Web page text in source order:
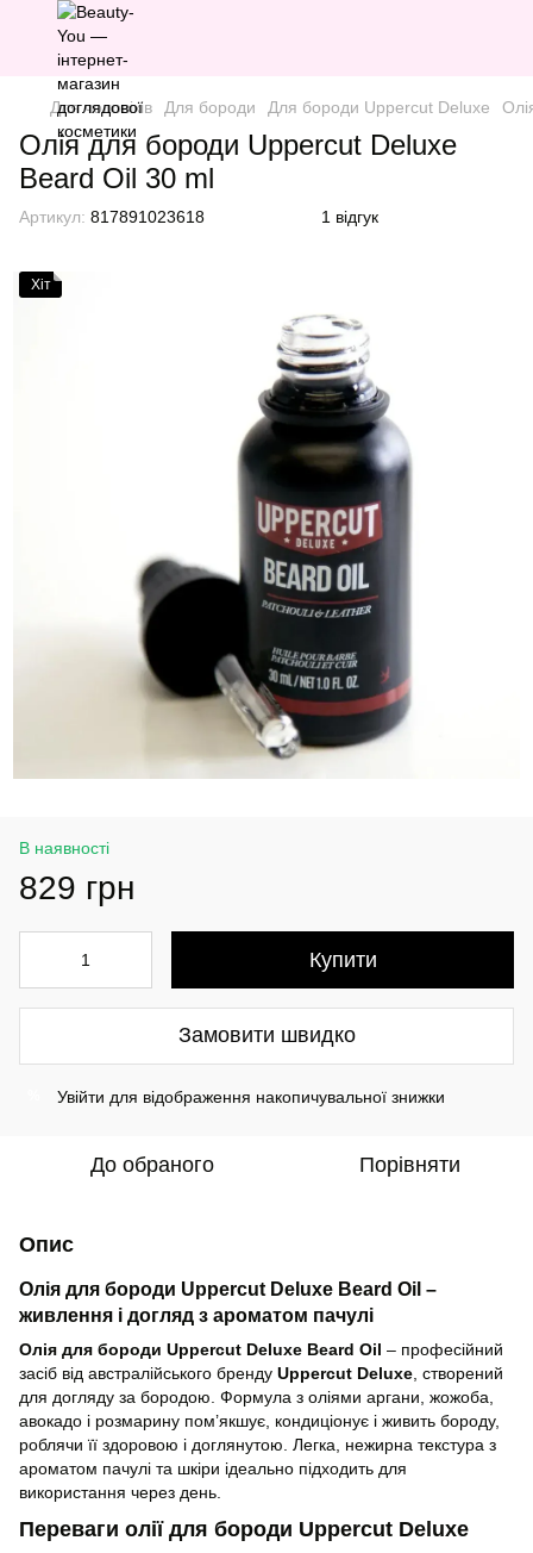
Для чоловіків Для бороди Для бороди Uppercut Deluxe
Олія для бороди Uppercut Deluxe
Beard Oil 30 ml
Артикул: 817891023618 1 відгук
Хіт
В наявності
829 грн
Купити
Замовити швидко
Увійти для відображення накопичувальної знижки
До обраного Порівняти
Опис
Олія для бороди Uppercut Deluxe Beard Oil –
живлення і догляд з ароматом пачулі
Олія для бороди Uppercut Deluxe Beard Oil – професійний
засіб від австралійського бренду Uppercut Deluxe , створений
для догляду за бородою. Формула з оліями аргани, жожоба,
авокадо і розмарину пом’якшує, кондиціонує і живить бороду,
роблячи її здоровою і доглянутою. Легка, нежирна текстура з
ароматом пачулі та шкіри ідеально підходить для
використання через день.
Переваги олії для бороди Uppercut Deluxe